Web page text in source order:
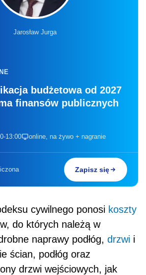
Jarosław Jurga
budżetowa od 2027
finansów publicznych
13:00 online, na żywo + nagranie
Zapisz się
cywilnego ponosi koszty
do których należą w
naprawy podłóg, drzwi i
ścian, podłóg oraz
drzwi wejściowych, jak